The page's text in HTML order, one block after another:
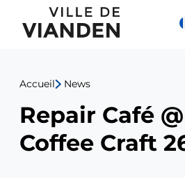
Repair
Café
@
Collette
Coffee
Menu
navigation
principal
Accueil News
Repair Café
Coffee Craft